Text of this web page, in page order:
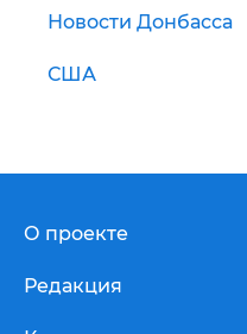
Новости Донбасса
США
О проекте
Редакция